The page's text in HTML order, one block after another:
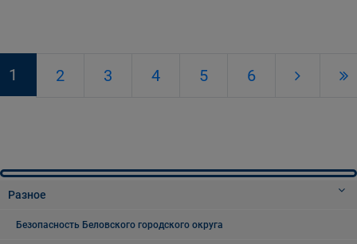
1 2 3 4 5 6
Разное
Безопасность Беловского городского округа